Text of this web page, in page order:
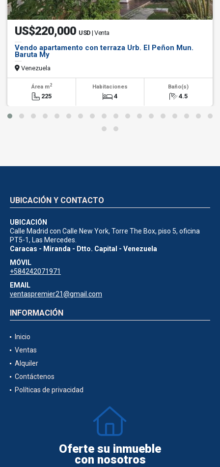
US$220,000 USD | Venta
Vendo apartamento con terraza Urb. El Peñon Mun.
Baruta My
Venezuela
Área m2
225
Habitaciones
4
Baño(s)
4.5
UBICACIÓN Y CONTACTO
UBICACIÓN
Calle Madrid con Calle New York, Torre The Box, piso 5, oficina
PT5-1, Las Mercedes.
Caracas - Miranda - Dtto. Capital - Venezuela
MÓVIL
+584242071971
EMAIL
ventaspremier21@gmail.com
INFORMACIÓN
Inicio
Ventas
Alquiler
Contáctenos
Políticas de privacidad
Oferte su inmueble
con nosotros